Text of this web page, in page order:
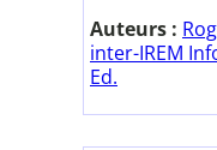
Auteurs :
inter-IREM
Ed.